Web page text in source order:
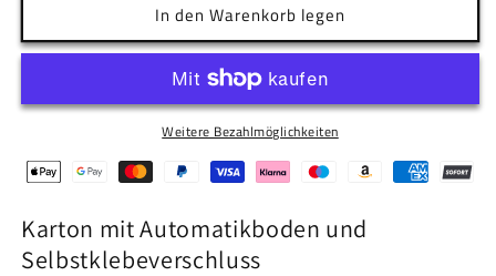
In den Warenkorb legen
Weitere Bezahlmöglichkeiten
Karton mit Automatikboden und
Selbstklebeverschluss